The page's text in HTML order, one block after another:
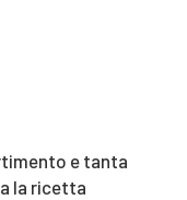
e tanta
la ricetta